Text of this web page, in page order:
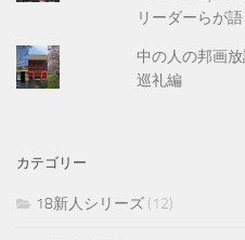
リーダーらが
中の人の邦画
巡礼編
カテゴリー
18新人シリーズ (12)